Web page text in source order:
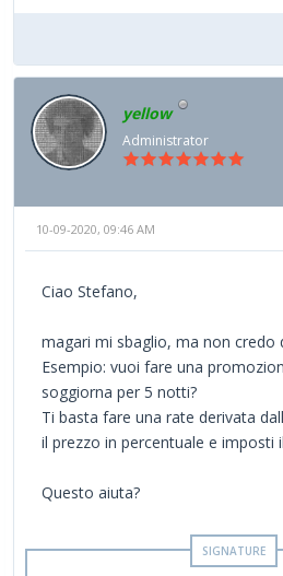
yellow
Administrator
10-09-2020, 09:46 AM
Ciao Stefano,
magari mi sbaglio, ma non credo
Esempio: vuoi fare una
soggiorna per 5 notti?
Ti basta fare una rate derivata
il prezzo in percentuale e imposti
Questo aiuta?